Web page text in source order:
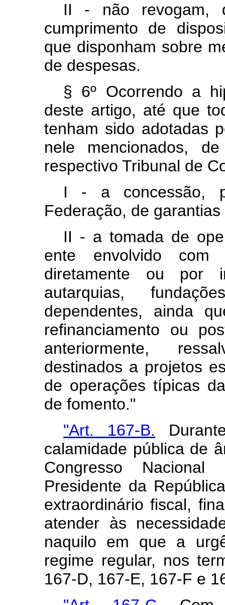
II - não revogam,
cumprimento de
que disponham sobre
de despesas.
§ 6º Ocorrendo a
deste artigo, até que
tenham sido adotadas
nele mencionados,
respectivo Tribunal de
I - a concessão,
Federação, de
II - a tomada de
ente envolvido com
diretamente ou por
autarquias,
dependentes, ainda
refinanciamento ou
anteriormente,
destinados a projetos
de operações típicas
de fomento."
"Art. 167-B.
calamidade pública de
Congresso
Presidente da
extraordinário fiscal,
atender às
naquilo em que a
regime regular, nos
167-D, 167-E, 167-F e